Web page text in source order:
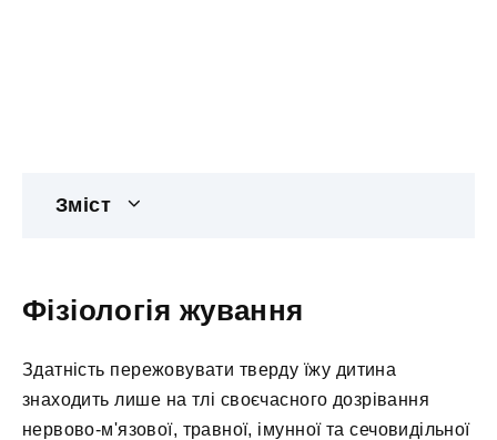
Зміст
Фізіологія жування
Здатність пережовувати тверду їжу дитина
знаходить лише на тлі своєчасного дозрівання
нервово-м'язової, травної, імунної та сечовидільної